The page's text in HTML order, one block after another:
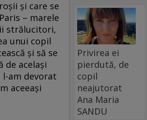
şi care se
– marele
strălucitori,
unui copil
şi să se
de acelaşi
l-am devorat
aceeaşi
Privirea ei
pierdută, de
copil
neajutorat
Ana Maria
SANDU